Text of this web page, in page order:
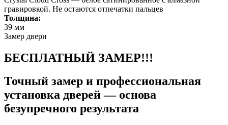
гравировкой. Не остаются отпечатки пальцев
Толщина:
39 мм
Замер двери
БЕСПЛАТНЫЙ ЗАМЕР!!!
Точный замер и профессиональная
установка дверей — основа
безупречного результата